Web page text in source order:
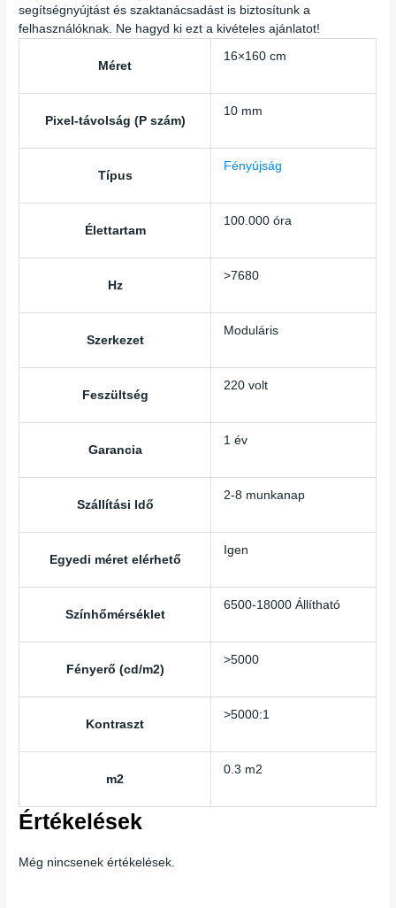
segítségnyújtást és szaktanácsadást is biztosítunk a
felhasználóknak. Ne hagyd ki ezt a kivételes ajánlatot!
Méret
16×160 cm
Pixel-távolság (P szám)
10 mm
Típus
Fényújság
Élettartam
100.000 óra
Hz
>7680
Szerkezet
Moduláris
Feszültség
220 volt
Garancia
1 év
Szállítási Idő
2-8 munkanap
Egyedi méret elérhető
Igen
Színhőmérséklet
6500-18000 Állítható
Fényerő (cd/m2)
>5000
Kontraszt
>5000:1
m2
0.3 m2
Értékelések
Még nincsenek értékelések.